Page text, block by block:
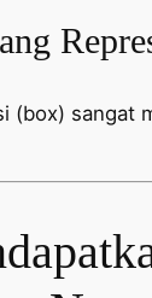
(box) sangat